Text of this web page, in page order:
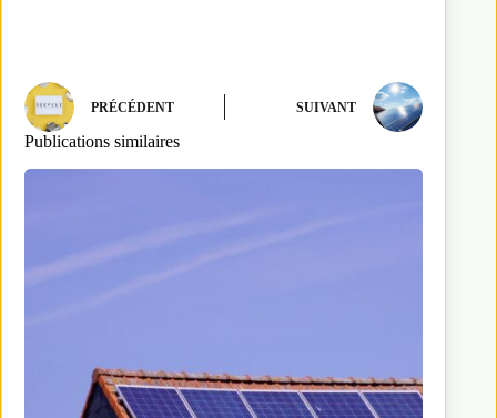
PRÉCÉDENT SUIVANT
Publications similaires